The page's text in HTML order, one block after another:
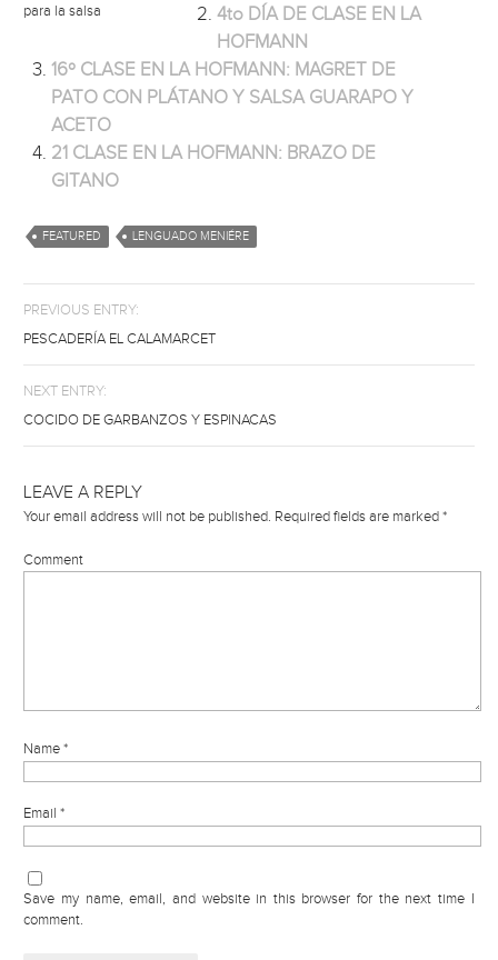
para la salsa
4to DÍA DE CLASE EN LA
HOFMANN
16º CLASE EN LA HOFMANN: MAGRET DE
PATO CON PLÁTANO Y SALSA GUARAPO Y
ACETO
21 CLASE EN LA HOFMANN: BRAZO DE
GITANO
FEATURED LENGUADO MENIÉRE
PREVIOUS ENTRY:
PESCADERÍA EL CALAMARCET
NEXT ENTRY:
COCIDO DE GARBANZOS Y ESPINACAS
LEAVE A REPLY
Your email address will not be published. Required fields are marked*
Comment
Name*
Email*
Save my name, email, and website in this browser for the next time I
comment.